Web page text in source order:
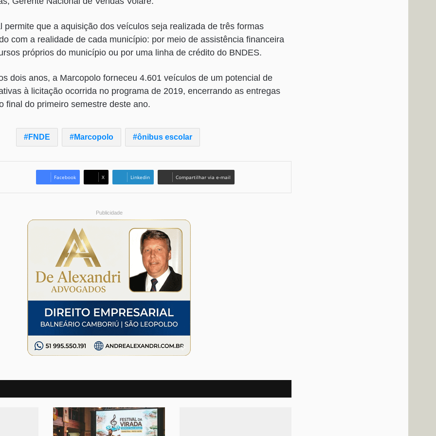
permite que a aquisição dos veículos seja realizada de três formas
com a realidade de cada município: por meio de assistência financeira
próprios do município ou por uma linha de crédito do BNDES.
dois anos, a Marcopolo forneceu 4.601 veículos de um potencial de
à licitação ocorrida no programa de 2019, encerrando as entregas
final do primeiro semestre deste ano.
FNDE Marcopolo ônibus escolar
Facebook X Linkedin Compartilhar via e-mail
Publicidade